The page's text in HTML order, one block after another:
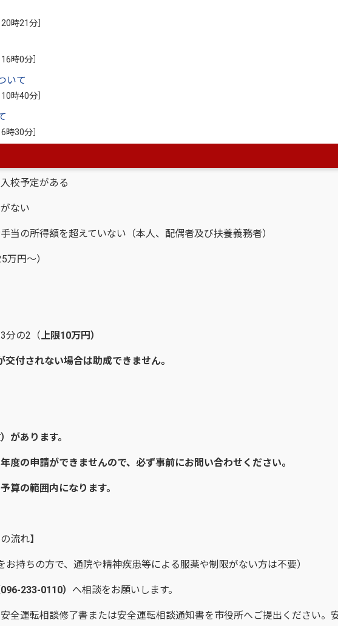
時21分
時0分
いて
時40分
時30分
】
載されている
る
い
校予定がある
ない
当の所得額を超えていない（本人、配偶者及び扶養義務者）
円～）
の2（上限10万円）
付されない場合は助成できません。
があります。
度の申請ができませんので、 必ず事前にお問い合わせください。
算の範囲内になります。
流れ】
持ちの方で、通院や精神疾患等による服薬や制限がない方は不要）
233-0110） へ相談をお願いします。
転相談修了書または安全運転相談通知書を市役所へご提出ください。